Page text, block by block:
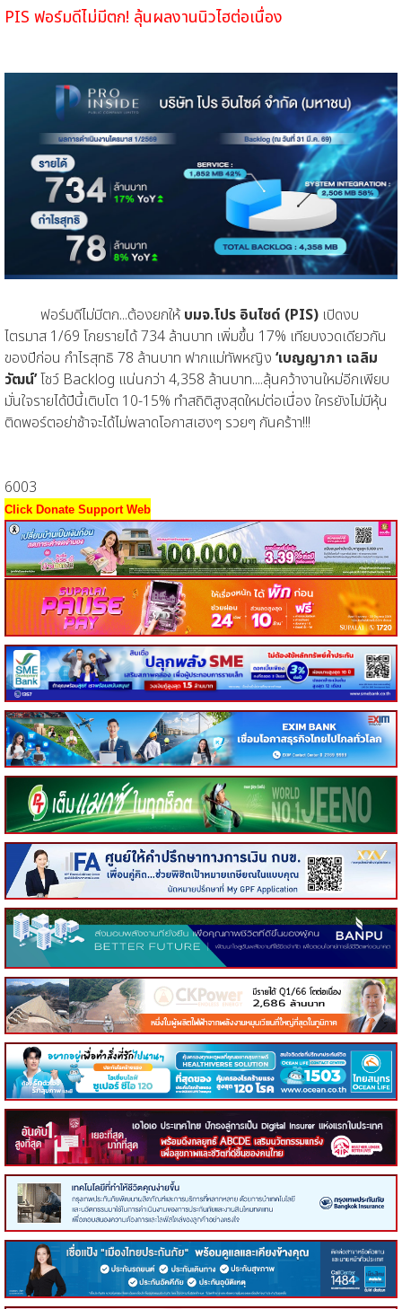
PIS ฟอร์มดีไม่มีตก! ลุ้นผลงานนิวไฮต่อเนื่อง
ฟอร์มดีไม่มีตก...ต้องยกให้ บมจ.โปร อินไซด์ (PIS) เปิดงบ
ไตรมาส 1/69 โกยรายได้ 734 ล้านบาท เพิ่มขึ้น 17% เทียบงวดเดียวกัน
ของปีก่อน กำไรสุทธิ 78 ล้านบาท ฟากแม่ทัพหญิง ‘เบญญาภา เฉลิม
วัฒน์’โชว์ Backlog แน่นกว่า 4,358 ล้านบาท....ลุ้นคว้างานใหม่อีกเพียบ
มั่นใจรายได้ปีนี้เติบโต 10-15% ทำสถิติสูงสุดใหม่ต่อเนื่อง ใครยังไม่มีหุ้น
ติดพอร์ตอย่าช้าจะได้ไม่พลาดโอกาสเฮงๆ รวยๆ กันคร้าา!!!
6003
Click Donate Support Web